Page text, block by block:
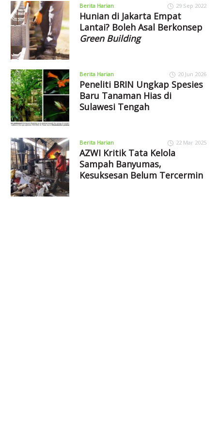
Berita Harian 29 Sep 2022
Hunian di Jakarta Empat
Lantai? Boleh Asal Berkonsep
Green Building
Berita Harian 20 Jun 2026
Peneliti BRIN Ungkap Spesies
Baru Tanaman Hias di
Sulawesi Tengah
Berita Harian 22 Mar 2025
AZWI Kritik Tata Kelola
Sampah Banyumas,
Kesuksesan Belum Tercermin